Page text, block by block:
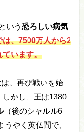
いう恐ろしい病気
は、7500万人から2
ています。
、再び戦いを始
しかし、王は1380
（後のシャルル6
やく英仏間で、